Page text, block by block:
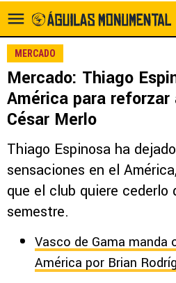
MERCADO
Mercado: Thiago
América para
César Merlo
Thiago Espinosa ha
sensaciones en el
que el club quiere cederlo
semestre.
Vasco de Gama manda
América por Brian